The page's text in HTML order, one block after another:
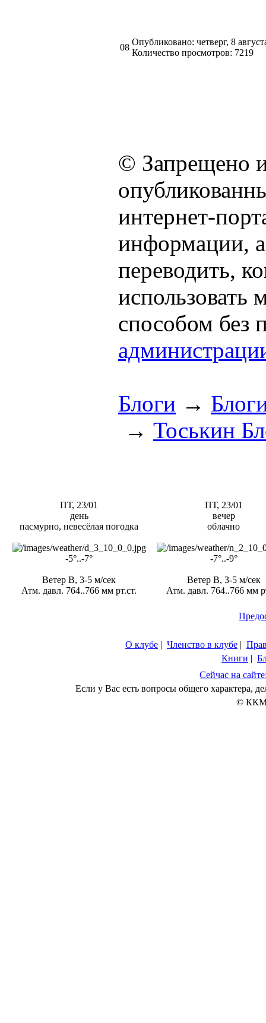
08
Опубликовано: четверг, 8
Количество просмотров: 7219
© Запрещено
интернет-
информации, а
переводить,
способом без
Блоги →
→ Тоськин
ПТ, 23/01
день
пасмурно, невесёлая погодка
-5°..-7°
Ветер В, 3-5 м/сек
Атм. давл. 764..766 мм рт.ст.
ПТ, 23/01
вечер
облачно
-7°..-9°
Ветер В, 3-5 м/сек
Атм. давл. 764..766 мм
О клубе | Членство в клубе |
Книги |
Сейчас на
Если у Вас есть вопросы общего характера,
© ККМ